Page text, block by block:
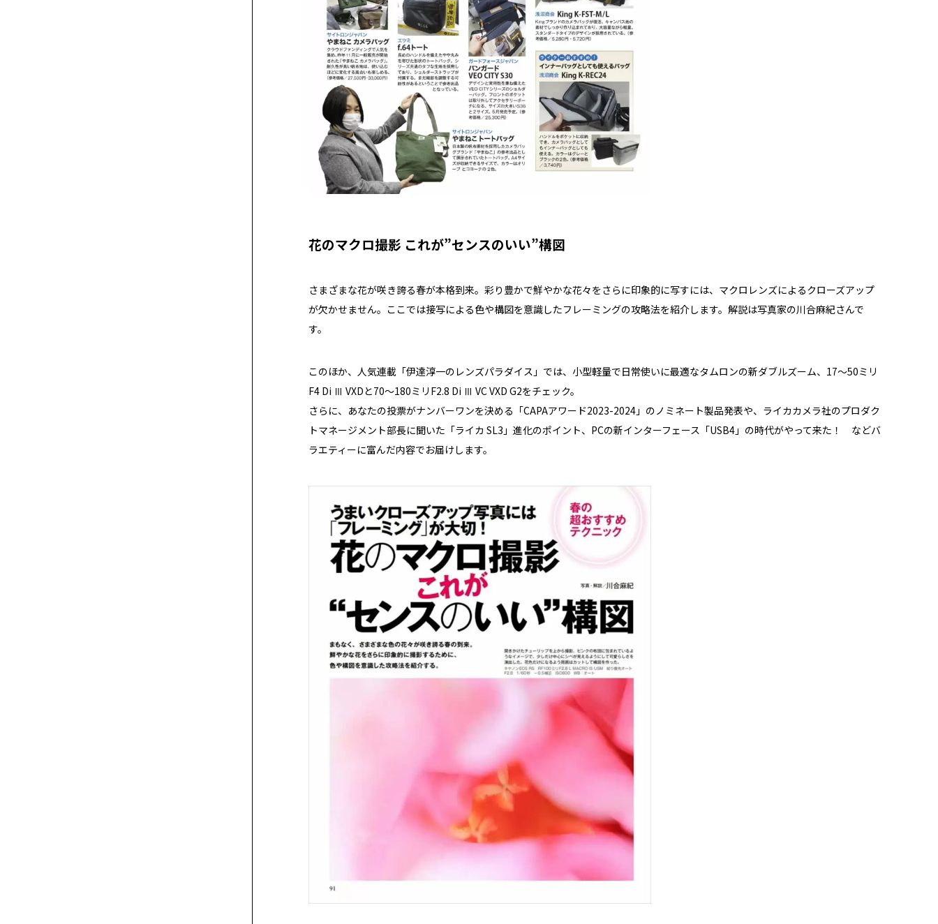
花のマクロ撮影 これが”センスのいい”構図
さまざまな花が咲き誇る春が本格到来。彩り豊かで鮮やかな花々をさらに印象的に写すには、マクロレンズによるクローズアップ
が欠かせません。ここでは接写による色や構図を意識したフレーミングの攻略法を紹介します。解説は写真家の川合麻紀さんで
す。
このほか、人気連載「伊達淳一のレンズパラダイス」では、小型軽量で日常使いに最適なタムロンの新ダブルズーム、17～50ミリ
F4 Di Ⅲ VXDと70～180ミリF2.8 Di Ⅲ VC VXD G2をチェック。
さらに、あなたの投票がナンバーワンを決める「CAPAアワード2023-2024」のノミネート製品発表や、ライカカメラ社のプロダク
トマネージメント部長に聞いた「ライカ SL3」進化のポイント、PCの新インターフェース「USB4」の時代がやって来た！ などバ
ラエティーに富んだ内容でお届けします。